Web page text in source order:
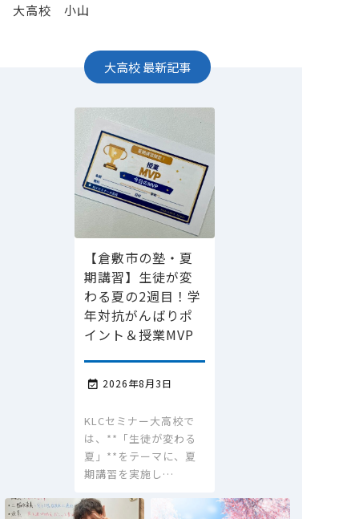
大高校 小山
大高校最新記事
【倉敷市の塾・夏
期講習】生徒が変
わる夏の2週目！学
年対抗がんばりポ
イント＆授業MVP
 2026年8月3日
KLCセミナー大高校で
は、**「生徒が変わる
夏」**をテーマに、夏
期講習を実施し…